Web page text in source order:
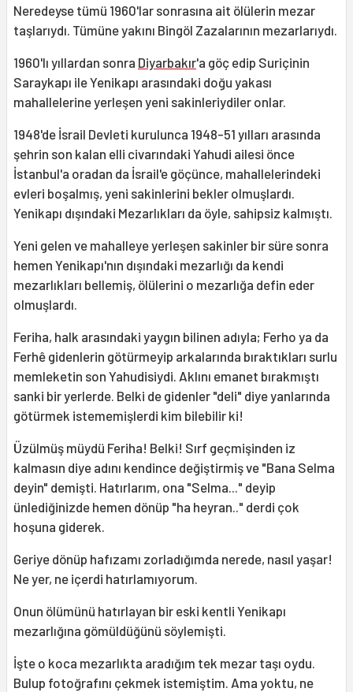
Neredeyse tümü 1960'lar sonrasına ait ölülerin mezar
taşlarıydı. Tümüne yakını Bingöl Zazalarının mezarlarıydı.
1960'lı yıllardan sonra Diyarbakır'a göç edip Suriçinin
Saraykapı ile Yenikapı arasındaki doğu yakası
mahallelerine yerleşen yeni sakinleriydiler onlar.
1948'de İsrail Devleti kurulunca 1948-51 yılları arasında
şehrin son kalan elli civarındaki Yahudi ailesi önce
İstanbul'a oradan da İsrail'e göçünce, mahallelerindeki
evleri boşalmış, yeni sakinlerini bekler olmuşlardı.
Yenikapı dışındaki Mezarlıkları da öyle, sahipsiz kalmıştı.
Yeni gelen ve mahalleye yerleşen sakinler bir süre sonra
hemen Yenikapı'nın dışındaki mezarlığı da kendi
mezarlıkları bellemiş, ölülerini o mezarlığa defin eder
olmuşlardı.
Feriha, halk arasındaki yaygın bilinen adıyla; Ferho ya da
Ferhê gidenlerin götürmeyip arkalarında bıraktıkları surlu
memleketin son Yahudisiydi. Aklını emanet bırakmıştı
sanki bir yerlerde. Belki de gidenler "deli" diye yanlarında
götürmek istememişlerdi kim bilebilir ki!
Üzülmüş müydü Feriha! Belki! Sırf geçmişinden iz
kalmasın diye adını kendince değiştirmiş ve "Bana Selma
deyin" demişti. Hatırlarım, ona "Selma..." deyip
ünlediğinizde hemen dönüp "ha heyran.." derdi çok
hoşuna giderek.
Geriye dönüp hafızamı zorladığımda nerede, nasıl yaşar!
Ne yer, ne içerdi hatırlamıyorum.
Onun ölümünü hatırlayan bir eski kentli Yenikapı
mezarlığına gömüldüğünü söylemişti.
İşte o koca mezarlıkta aradığım tek mezar taşı oydu.
Bulup fotoğrafını çekmek istemiştim. Ama yoktu, ne